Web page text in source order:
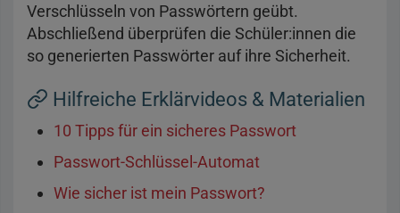
Verschlüsseln von Passwörtern geübt.
Abschließend überprüfen die Schüler:innen die
so generierten Passwörter auf ihre Sicherheit.
Hilfreiche Erklärvideos & Materialien
10 Tipps für ein sicheres Passwort
Passwort-Schlüssel-Automat
Wie sicher ist mein Passwort?